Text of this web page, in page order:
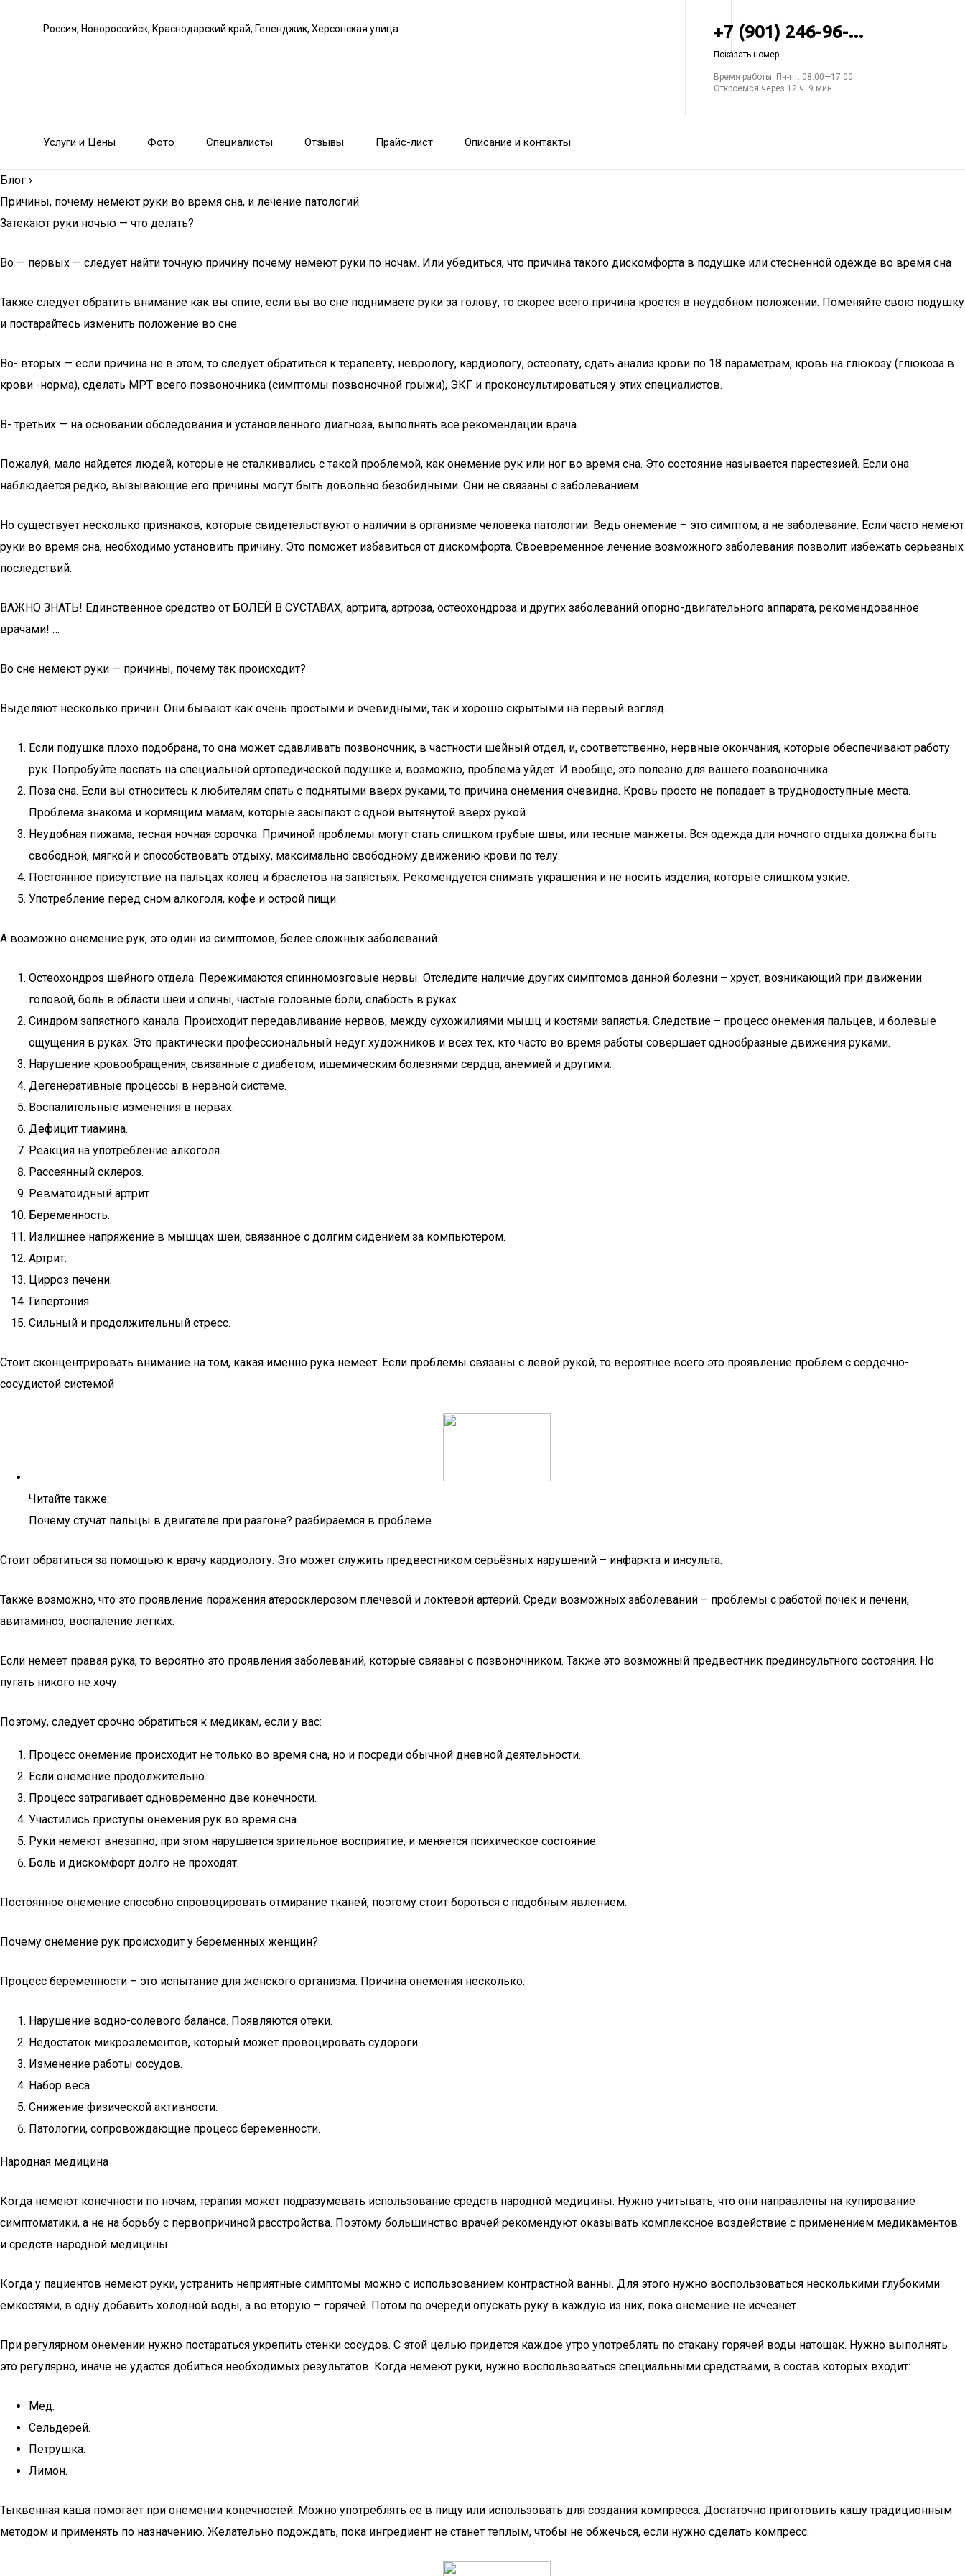
Россия, Новороссийск, Краснодарский край, Геленджик, Херсонская улица +7 (901) 246-96-...
Показать номер
Время работы: Пн-пт: 08:00—17:00
Откроемся через 12 ч. 9 мин.
Услуги и Цены Фото Специалисты Отзывы Прайс-лист Описание и контакты
Блог ›
Причины, почему немеют руки во время сна, и лечение патологий
Затекают руки ночью — что делать?
Во — первых — следует найти точную причину почему немеют руки по ночам. Или убедиться, что причина такого дискомфорта в подушке или стесненной одежде во время сна
Также следует обратить внимание как вы спите, если вы во сне поднимаете руки за голову, то скорее всего причина кроется в неудобном положении. Поменяйте свою подушку
и постарайтесь изменить положение во сне
Во- вторых — если причина не в этом, то следует обратиться к терапевту, неврологу, кардиологу, остеопату, сдать анализ крови по 18 параметрам, кровь на глюкозу (глюкоза в
крови -норма), сделать МРТ всего позвоночника (симптомы позвоночной грыжи), ЭКГ и проконсультироваться у этих специалистов.
В- третьих — на основании обследования и установленного диагноза, выполнять все рекомендации врача.
Пожалуй, мало найдется людей, которые не сталкивались с такой проблемой, как онемение рук или ног во время сна. Это состояние называется парестезией. Если она
наблюдается редко, вызывающие его причины могут быть довольно безобидными. Они не связаны с заболеванием.
Но существует несколько признаков, которые свидетельствуют о наличии в организме человека патологии. Ведь онемение – это симптом, а не заболевание. Если часто немеют
руки во время сна, необходимо установить причину. Это поможет избавиться от дискомфорта. Своевременное лечение возможного заболевания позволит избежать серьезных
последствий.
ВАЖНО ЗНАТЬ! Единственное средство от БОЛЕЙ В СУСТАВАХ, артрита, артроза, остеохондроза и других заболеваний опорно-двигательного аппарата, рекомендованное
врачами! …
Во сне немеют руки — причины, почему так происходит?
Выделяют несколько причин. Они бывают как очень простыми и очевидными, так и хорошо скрытыми на первый взгляд.
Если подушка плохо подобрана, то она может сдавливать позвоночник, в частности шейный отдел, и, соответственно, нервные окончания, которые обеспечивают работу
рук. Попробуйте поспать на специальной ортопедической подушке и, возможно, проблема уйдет. И вообще, это полезно для вашего позвоночника.
Поза сна. Если вы относитесь к любителям спать с поднятыми вверх руками, то причина онемения очевидна. Кровь просто не попадает в труднодоступные места.
Проблема знакома и кормящим мамам, которые засыпают с одной вытянутой вверх рукой.
Неудобная пижама, тесная ночная сорочка. Причиной проблемы могут стать слишком грубые швы, или тесные манжеты. Вся одежда для ночного отдыха должна быть
свободной, мягкой и способствовать отдыху, максимально свободному движению крови по телу.
Постоянное присутствие на пальцах колец и браслетов на запястьях. Рекомендуется снимать украшения и не носить изделия, которые слишком узкие.
Употребление перед сном алкоголя, кофе и острой пищи.
А возможно онемение рук, это один из симптомов, белее сложных заболеваний.
Остеохондроз шейного отдела. Пережимаются спинномозговые нервы. Отследите наличие других симптомов данной болезни – хруст, возникающий при движении
головой, боль в области шеи и спины, частые головные боли, слабость в руках.
Синдром запястного канала. Происходит передавливание нервов, между сухожилиями мышц и костями запястья. Следствие – процесс онемения пальцев, и болевые
ощущения в руках. Это практически профессиональный недуг художников и всех тех, кто часто во время работы совершает однообразные движения руками.
Нарушение кровообращения, связанные с диабетом, ишемическим болезнями сердца, анемией и другими.
Дегенеративные процессы в нервной системе.
Воспалительные изменения в нервах.
Дефицит тиамина.
Реакция на употребление алкоголя.
Рассеянный склероз.
Ревматоидный артрит.
Беременность.
Излишнее напряжение в мышцах шеи, связанное с долгим сидением за компьютером.
Артрит.
Цирроз печени.
Гипертония.
Сильный и продолжительный стресс.
Стоит сконцентрировать внимание на том, какая именно рука немеет. Если проблемы связаны с левой рукой, то вероятнее всего это проявление проблем с сердечно-
сосудистой системой
Читайте также:
Почему стучат пальцы в двигателе при разгоне? разбираемся в проблеме
Стоит обратиться за помощью к врачу кардиологу. Это может служить предвестником серьёзных нарушений – инфаркта и инсульта.
Также возможно, что это проявление поражения атеросклерозом плечевой и локтевой артерий. Среди возможных заболеваний – проблемы с работой почек и печени,
авитаминоз, воспаление легких.
Если немеет правая рука, то вероятно это проявления заболеваний, которые связаны с позвоночником. Также это возможный предвестник прединсультного состояния. Но
пугать никого не хочу.
Поэтому, следует срочно обратиться к медикам, если у вас:
Процесс онемение происходит не только во время сна, но и посреди обычной дневной деятельности.
Если онемение продолжительно.
Процесс затрагивает одновременно две конечности.
Участились приступы онемения рук во время сна.
Руки немеют внезапно, при этом нарушается зрительное восприятие, и меняется психическое состояние.
Боль и дискомфорт долго не проходят.
Постоянное онемение способно спровоцировать отмирание тканей, поэтому стоит бороться с подобным явлением.
Почему онемение рук происходит у беременных женщин?
Процесс беременности – это испытание для женского организма. Причина онемения несколько:
Нарушение водно-солевого баланса. Появляются отеки.
Недостаток микроэлементов, который может провоцировать судороги.
Изменение работы сосудов.
Набор веса.
Снижение физической активности.
Патологии, сопровождающие процесс беременности.
Народная медицина
Когда немеют конечности по ночам, терапия может подразумевать использование средств народной медицины. Нужно учитывать, что они направлены на купирование
симптоматики, а не на борьбу с первопричиной расстройства. Поэтому большинство врачей рекомендуют оказывать комплексное воздействие с применением медикаментов
и средств народной медицины.
Когда у пациентов немеют руки, устранить неприятные симптомы можно с использованием контрастной ванны. Для этого нужно воспользоваться несколькими глубокими
емкостями, в одну добавить холодной воды, а во вторую – горячей. Потом по очереди опускать руку в каждую из них, пока онемение не исчезнет.
При регулярном онемении нужно постараться укрепить стенки сосудов. С этой целью придется каждое утро употреблять по стакану горячей воды натощак. Нужно выполнять
это регулярно, иначе не удастся добиться необходимых результатов. Когда немеют руки, нужно воспользоваться специальными средствами, в состав которых входит:
Мед.
Сельдерей.
Петрушка.
Лимон.
Тыквенная каша помогает при онемении конечностей. Можно употреблять ее в пищу или использовать для создания компресса. Достаточно приготовить кашу традиционным
методом и применять по назначению. Желательно подождать, пока ингредиент не станет теплым, чтобы не обжечься, если нужно сделать компресс.